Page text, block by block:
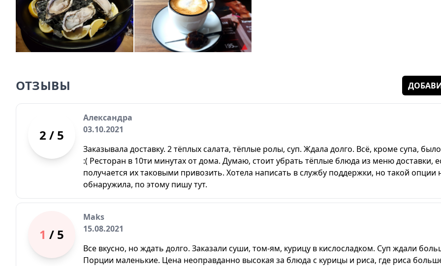
ОТЗЫВЫ
2 / 5
Александра
03.10.2021
Заказывала доставку. 2 тёплых салата, тёплые ролы, суп. Ждала долго. Всё, кроме супа,
:( Ресторан в 10ти минутах от дома. Думаю, стоит убрать тёплые блюда из меню доставки,
получается их таковыми привозить. Хотела написать в службу поддержки, но такой опции
обнаружила, по этому пишу тут.
1 / 5
Maks
15.08.2021
Все вкусно, но ждать долго. Заказали суши, том-ям, курицу в кислосладком. Суп ждали
Порции маленькие. Цена неоправданно высокая за блюда с курицы и риса, где риса